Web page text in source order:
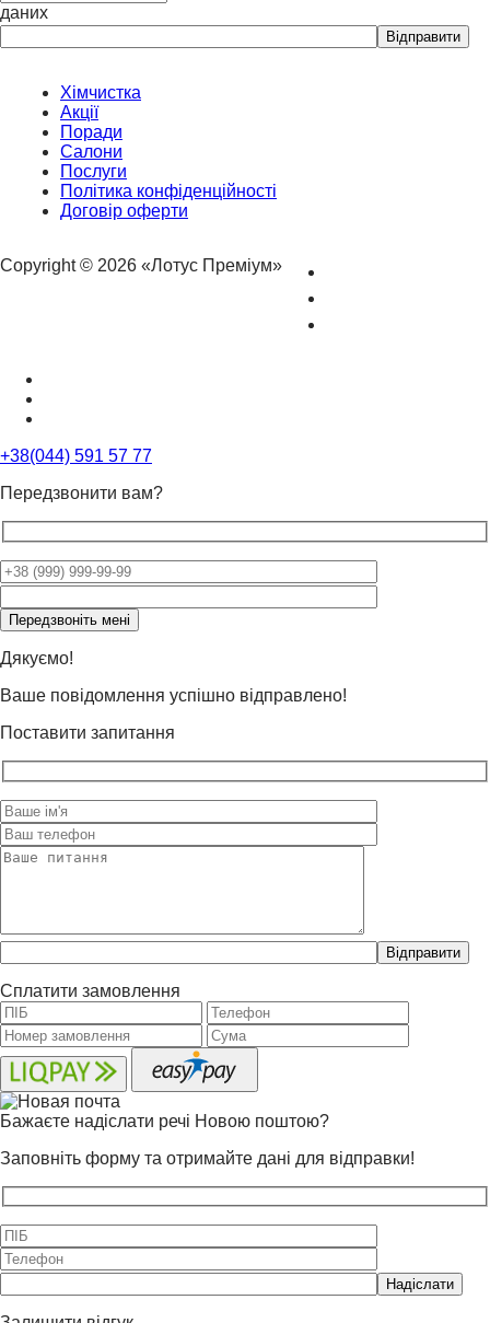
даних
leave
empty.
Хімчистка
Акції
Поради
Салони
Послуги
Політика конфіденційності
Договір оферти
Copyright © 2026 «Лотус Преміум»
+38(044) 591 57 77
Передзвонити вам?
leave
this
field
empty.
Дякуємо!
Ваше повідомлення успішно відправлено!
Поставити запитання
leave
this
field
empty.
Сплатити замовлення
Бажаєте надіслати речі Новою поштою?
Заповніть форму та отримайте дані для відправки!
leave